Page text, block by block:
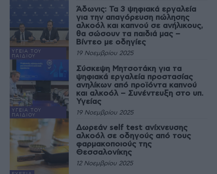
ΥΓΕΊΑ ΤΟΥ
ΠΑΙΔΙΟΎ
Άδωνις: Τα 3 ψηφιακά εργαλεία
για την απαγόρευση πώλησης
αλκοόλ και καπνού σε ανήλικους,
θα σώσουν τα παιδιά μας –
Βίντεο με οδηγίες
19 Νοεμβρίου 2025
ΥΓΕΊΑ ΤΟΥ
ΠΑΙΔΙΟΎ
Σύσκεψη Μητσοτάκη για τα
ψηφιακά εργαλεία προστασίας
ανηλίκων από προϊόντα καπνού
και αλκοόλ – Συνέντευξη στο υπ.
Υγείας
19 Νοεμβρίου 2025
Δωρεάν self test ανίχνευσης
αλκοόλ σε οδηγούς από τους
φαρμακοποιούς της
Θεσσαλονίκης
12 Νοεμβρίου 2025